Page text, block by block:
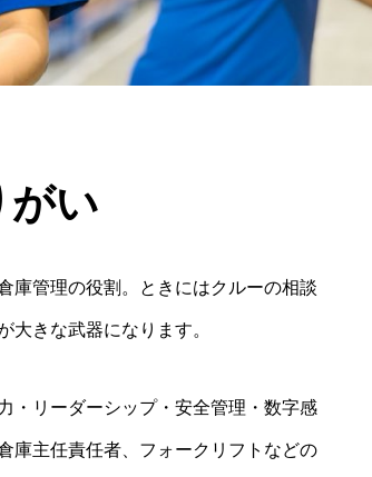
ポイントで働こう。
GRADUATE
レーションへのお問い合わせ
がい
庫管理の役割。ときにはクルーの相談
大きな武器になります。
・リーダーシップ・安全管理・数字感
庫主任責任者、フォークリフトなどの